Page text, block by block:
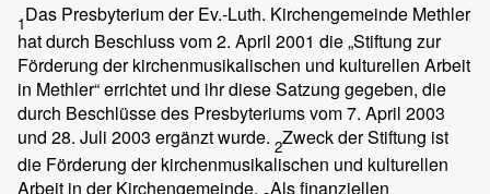
1Das Presbyterium der Ev.-Luth. Kirchengemeinde Methler
hat durch Beschluss vom 2. April 2001 die „Stiftung zur
Förderung der kirchenmusikalischen und kulturellen Arbeit
in Methler“ errichtet und ihr diese Satzung gegeben, die
durch Beschlüsse des Presbyteriums vom 7. April 2003
und 28. Juli 2003 ergänzt wurde. 2Zweck der Stiftung ist
die Förderung der kirchenmusikalischen und kulturellen
Arbeit in der Kirchengemeinde. Als finanziellen